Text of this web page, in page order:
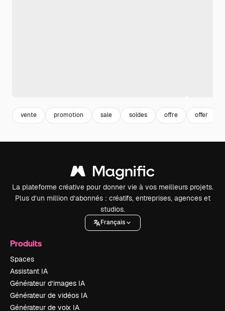
vente promotion sale soldes offre offer
La plateforme créative pour donner vie à vos meilleurs projets.
Plus d’un million d’abonnés : créatifs, entreprises, agences et
studios.
Français
Produits
Spaces
Assistant IA
Générateur d’images IA
Générateur de vidéos IA
Générateur de voix IA